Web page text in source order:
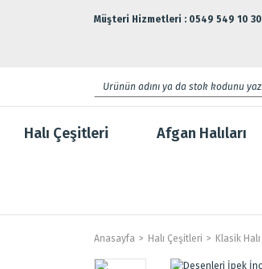
Müşteri Hizmetleri : 0549 549 10 30
Halı Çeşitleri Afgan Halıları
Anasayfa Halı Çeşitleri Klasik Halı